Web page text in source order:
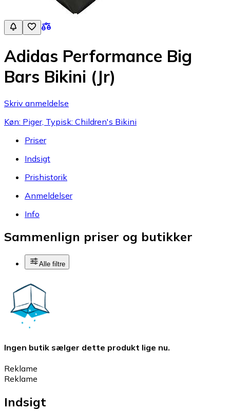
Adidas Performance Big
Bars Bikini (Jr)
Skriv anmeldelse
Køn: Piger, Typisk: Children's Bikini
Priser
Indsigt
Prishistorik
Anmeldelser
Info
Sammenlign priser og butikker
Alle filtre
Ingen butik sælger dette produkt lige nu.
Reklame
Reklame
Indsigt